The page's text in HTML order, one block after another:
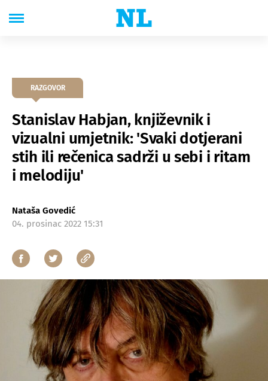
RAZGOVOR
Stanislav Habjan, književnik i
vizualni umjetnik: 'Svaki dotjerani
stih ili rečenica sadrži u sebi i ritam
i melodiju'
Nataša Govedić
04. prosinac 2022 15:31